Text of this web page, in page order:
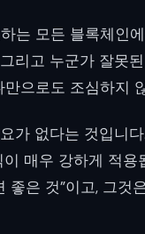
는 모든 블록체인
리고 누군가 잘못
으로도 조심하지
가 없다는 것입니
매우 강하게 적용
좋은 것”이고, 그